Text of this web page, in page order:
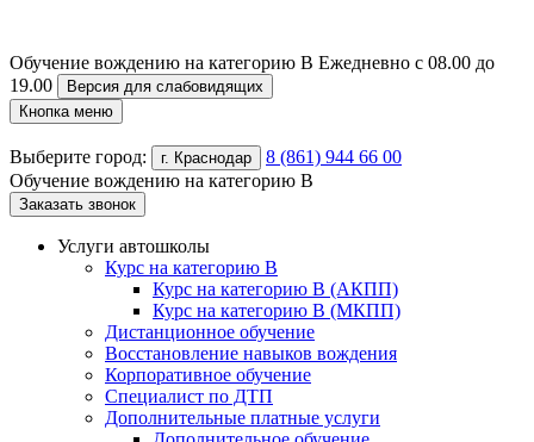
Обучение вождению на категорию B Ежедневно с 08.00 до
19.00
Версия для слабовидящих
Кнопка меню
Выберите город: г. Краснодар
8 (861) 944 66 00
Обучение вождению на категорию B
Заказать звонок
Услуги автошколы
Курс на категорию В
Курс на категорию В (АКПП)
Курс на категорию В (МКПП)
Дистанционное обучение
Восстановление навыков вождения
Корпоративное обучение
Специалист по ДТП
Дополнительные платные услуги